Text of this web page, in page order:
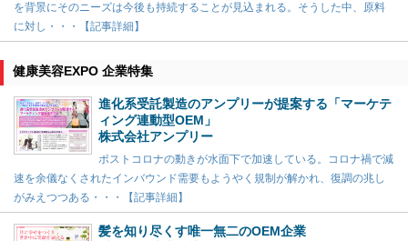
を背景にそのニーズは今後も持続することが見込まれる。そうした中、原料
に対し・・・【記事詳細】
健康美容EXPO 企業特集
進化系受託製造のアンプリーが提案する「マーケテ
ィング連動型OEM」
株式会社アンプリー
ポストコロナの動きが水面下で加速している。コロナ禍で減
速を余儀なくされたインバウンド需要もようやく規制が解かれ、復調の兆し
がみえつつある・・・【記事詳細】
髪を知り尽くす唯一無二のOEM企業